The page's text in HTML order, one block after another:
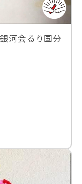
河会るり国分